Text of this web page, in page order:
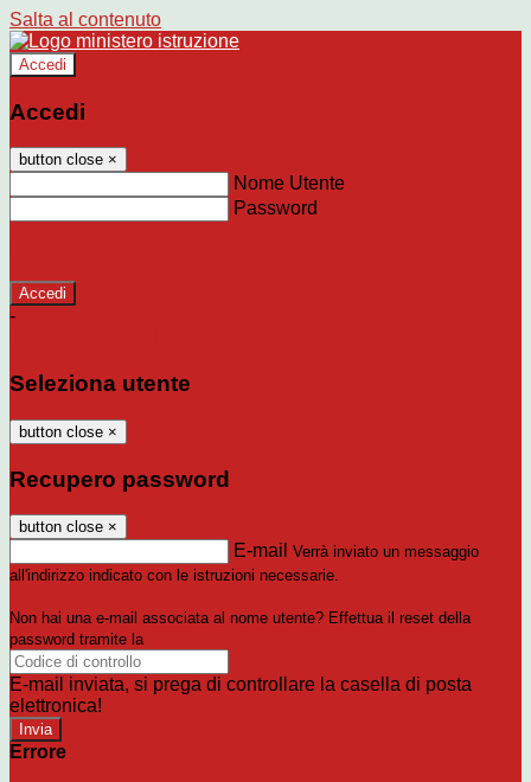
Salta al contenuto
Accedi
Accedi
button close ×
Nome Utente
Password
-
Seleziona utente
button close ×
Recupero password
button close ×
E-mail Verrà inviato un messaggio
all'indirizzo indicato con le istruzioni necessarie.
Non hai una e-mail associata al nome utente? Effettua il reset della
password tramite la
E-mail inviata, si prega di controllare la casella di posta
elettronica!
Errore